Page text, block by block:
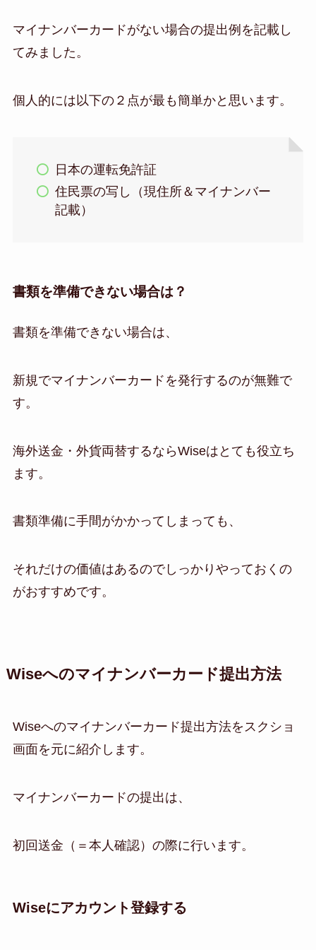
マイナンバーカードがない場合の提出例を記載し
てみました。
個人的には以下の２点が最も簡単かと思います。
日本の運転免許証
住民票の写し（現住所＆マイナンバー
記載）
書類を準備できない場合は？
書類を準備できない場合は、
新規でマイナンバーカードを発行するのが無難で
す。
海外送金・外貨両替するならWiseはとても役立ち
ます。
書類準備に手間がかかってしまっても、
それだけの価値はあるのでしっかりやっておくの
がおすすめです。
Wiseへのマイナンバーカード提出方法
Wiseへのマイナンバーカード提出方法をスクショ
画面を元に紹介します。
マイナンバーカードの提出は、
初回送金（＝本人確認）の際に行います。
Wiseにアカウント登録する